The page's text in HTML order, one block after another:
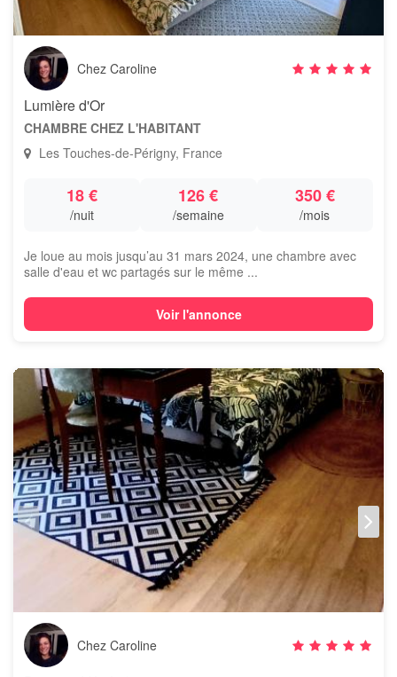
Chez Caroline
Lumière d'Or
CHAMBRE CHEZ L'HABITANT
Les Touches-de-Périgny, France
18 €
/nuit
126 €
/semaine
350 €
/mois
Je loue au mois jusqu’au 31 mars 2024, une chambre avec
salle d'eau et wc partagés sur le même ...
Voir l'annonce
Chez Caroline